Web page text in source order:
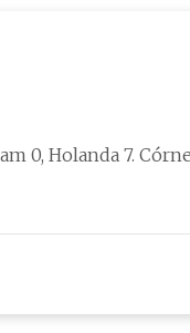
7. Córner,